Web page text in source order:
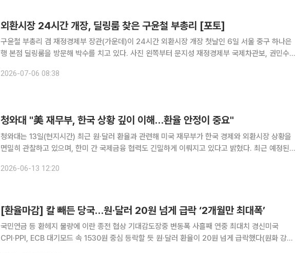
외환시장 24시간 개장, 딜링룸 찾은 구윤철 부총리 [포토]
구윤철 부총리 겸 재정경제부 장관(가운데)이 24시간 외환시장 개장 첫날인 6일 서울 중구 하나은
행 본점 딜링룸을 방문해 박수를 치고 있다. 사진 왼쪽부터 문지성 재정경제부 국제차관보, 권민수
나은행 본점 외환 딜링룸을 찾아 국내은행, 해외지점, 수출업체
2026-07-06 08:38
청와대 "美 재무부, 한국 상황 깊이 이해…환율 안정이 중요"
청와대는 13일(현지시간) 최근 원·달러 환율과 관련해 미국 재무부가 한국 경제와 외환시장 상황을
면밀히 관찰하고 있으며, 한미 간 국제금융 협력도 긴밀하게 이뤄지고 있다고 밝혔다. 최근 예정된
했다. 청와대 고위 관계자는 이날 이재명 대통령의 국빈 방문을 계기로
2026-06-13 12:20
[환율마감] 칼 빼든 당국…원·달러 20원 넘게 급락 ‘2개월만 최대폭’
국민연금 등 환헤지 물량에 이란 종전 협상 기대감도장중 변동폭 사흘째 연중 최대치 경신미국
CPI·PPI, ECB 대기모드 속 1530원 중심 등락할 듯 원·달러 환율이 20원 넘게 급락했다(원화 강